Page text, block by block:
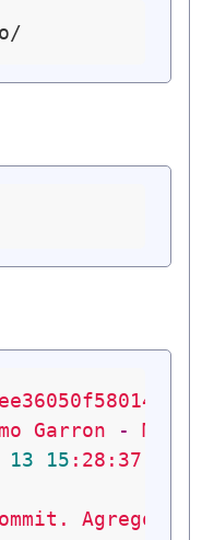
Garron - Mac-
13 15 :28:37
Agrego